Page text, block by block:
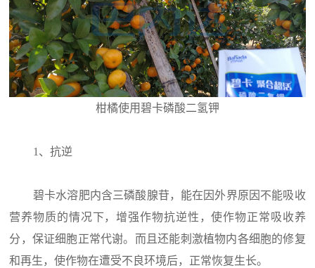
柑橘使用碧卡磷酸二氢钾
1、抗逆
碧卡水溶肥内含三磷酸腺苷，能在因外界原因不能吸收
营养物质的情况下，增强作物抗逆性，使作物正常吸收养
分，保证细胞正常代谢。而且还能刺激植物内各细胞的修复
和再生，使作物在遭受不良环境后，正常恢复生长。